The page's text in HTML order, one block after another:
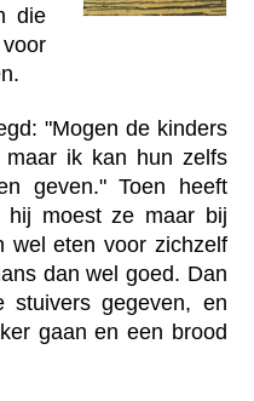
die
"Mogen de kinders
ik kan hun zelfs
geven." Toen heeft
hij moest ze maar bij
wel eten voor zichzelf
dan wel goed. Dan
stuivers gegeven, en
gaan en een brood